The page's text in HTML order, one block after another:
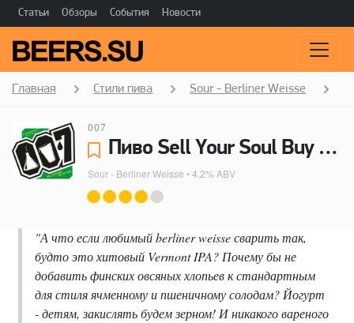
Статьи Обзоры События Новости
Главная Стили пива Sour - Berliner Weisse
007
Пиво Sell Your Soul Buy My Sour - 007
Sour - Berliner Weisse • 4.2% ABV
"А что если любимый berliner weisse сварить так,
будто это хитовый Vermont IPA? Почему бы не
добавить финских овсяных хлопьев к стандартным
для стиля ячменному и пшеничному солодам? Йогурт
- детям, закислять будем зерном! И никакого вареного